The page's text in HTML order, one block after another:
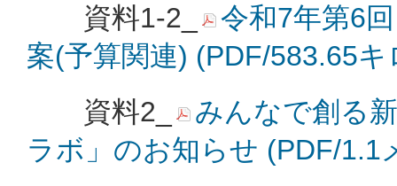
資料1-2_
令和7年第6
案(予算関連) (PDF/583.65
資料2_
みんなで創る
ラボ」のお知らせ (PDF/1.1